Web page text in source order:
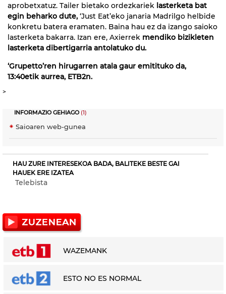
aprobetxatuz. Tailer bietako ordezkariek lasterketa bat
egin beharko dute, ‘Just Eat’eko janaria Madrilgo helbide
konkretu batera eramaten. Baina hau ez da izango saioko
lasterketa bakarra. Izan ere, Axierrek mendiko bizikleten
lasterketa dibertigarria antolatuko du.
‘Grupetto’ren hirugarren atala gaur emitituko da,
13:40etik aurrea, ETB2n.
>
INFORMAZIO GEHIAGO(1)
Saioaren web-gunea
HAU ZURE INTERESEKOA BADA, BALITEKE BESTE GAI
HAUEK ERE IZATEA
Telebista
WAZEMANK
ESTO NO ES NORMAL